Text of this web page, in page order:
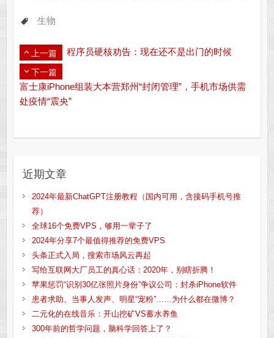
生物
上一篇 程序员硬核劝告：现在还不是出门的时候
下一篇
富士康iPhone组装大本营郑州“封闭管理”，手机市场供需
处疫情“震央” ​
近期文章
2024年最新ChatGPT注册教程（国内可用，含接码手机号推
荐）
全球16个免费VPS，够用一辈子了
2024年分享7个最值得推荐的免费VPS
头条正式入局，搜索市场风云再起
写给互联网大厂员工的真心话：2020年，别瞎折腾！
苹果惩罚“识别30亿张照片身份”争议公司：封杀iPhone软件
患者求助、当事人发声、明星“宠粉”……为什么都在微博？
二元化的在线音乐：开山挖矿VS蓄水养鱼
300年前的哲学问题，脑科学回答上了？